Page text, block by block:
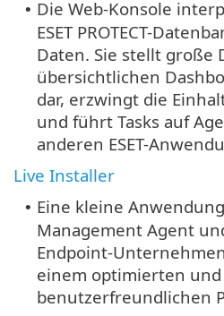
• Die Web-Konsole
ESET PROTECT-
Daten. Sie stellt große
übersichtlichen
dar, erzwingt die
und führt Tasks auf
anderen ESET-
Live Installer
• Eine kleine
Management Agent
Endpoint-
einem optimierten und
benutzerfreundlichen